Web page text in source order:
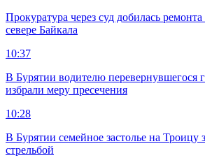
Прокуратура через суд добилась
севере Байкала
10:37
В Бурятии водителю перевернувшегося
избрали меру пресечения
10:28
В Бурятии семейное застолье на Троицу
стрельбой